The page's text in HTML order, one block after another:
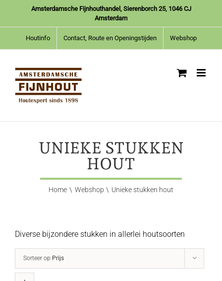
inhoud
Amsterdamsche Fijnhouthandel, Sierenborch 25, 1046 CJ
Amsterdam
Houtinfo Contact, Route en Openingstijden Webshop
UNIEKE STUKKEN
HOUT
Home Webshop Unieke stukken hout
Diverse bijzondere stukken in allerlei houtsoorten
Sorteer op Prijs